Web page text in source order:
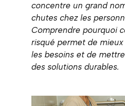
concentre un grand
chutes chez les
Comprendre pourquoi
risqué permet de
les besoins et de
des solutions durables.